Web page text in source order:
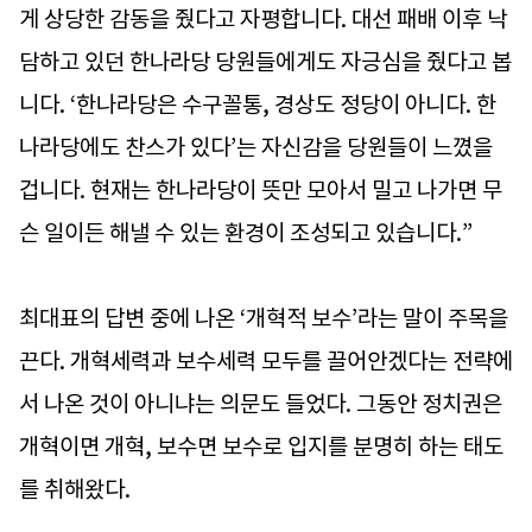
게 상당한 감동을 줬다고 자평합니다. 대선 패배 이후 낙
담하고 있던 한나라당 당원들에게도 자긍심을 줬다고 봅
니다. ‘한나라당은 수구꼴통, 경상도 정당이 아니다. 한
나라당에도 찬스가 있다’는 자신감을 당원들이 느꼈을
겁니다. 현재는 한나라당이 뜻만 모아서 밀고 나가면 무
슨 일이든 해낼 수 있는 환경이 조성되고 있습니다.”
최대표의 답변 중에 나온 ‘개혁적 보수’라는 말이 주목을
끈다. 개혁세력과 보수세력 모두를 끌어안겠다는 전략에
서 나온 것이 아니냐는 의문도 들었다. 그동안 정치권은
개혁이면 개혁, 보수면 보수로 입지를 분명히 하는 태도
를 취해왔다.